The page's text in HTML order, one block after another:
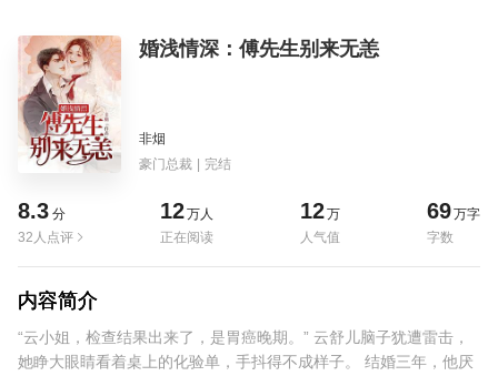
婚浅情深：傅先生别来无恙
非烟
豪门总裁 | 完结
8.3 分
32人点评
12万人
正在阅读
12万
人气值
69万字
字数
内容简介
“云小姐，检查结果出来了，是胃癌晚期。” 云舒儿脑子犹遭雷击，
她睁大眼睛看着桌上的化验单，手抖得不成样子。 结婚三年，他厌